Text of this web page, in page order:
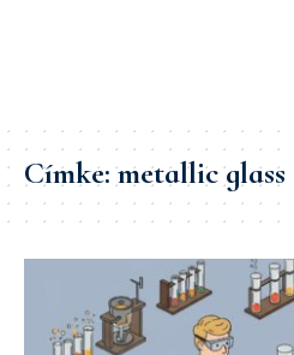
Címke:metallic glass